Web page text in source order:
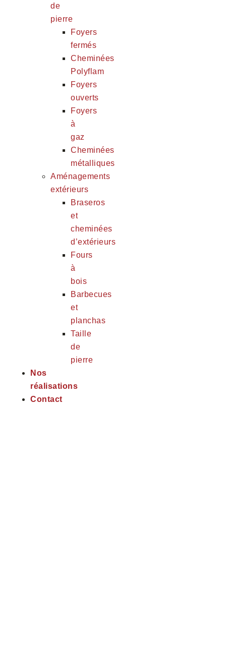
de
pierre
Foyers
fermés
Cheminées
Polyflam
Foyers
ouverts
Foyers
à
gaz
Cheminées
métalliques
Aménagements
extérieurs
Braseros
et
cheminées
d’extérieurs
Fours
à
bois
Barbecues
et
planchas
Taille
de
pierre
Nos
réalisations
Contact